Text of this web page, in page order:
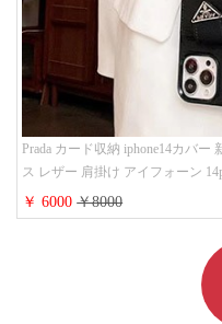
Prada カード収納 iphone14カバー
ス レザー 肩掛け アイフォーン
￥ 6000￥8000